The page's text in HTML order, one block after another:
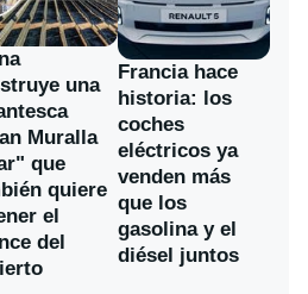
una
Muralla
que
quiere
el
del
Francia hace
historia: los
coches
eléctricos ya
venden más
que los
gasolina y el
diésel juntos